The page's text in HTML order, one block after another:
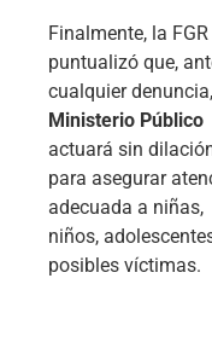
Finalmente, la FGR
puntualizó que,
cualquier
Ministerio Público
actuará sin
para asegurar
adecuada a niñas,
niños,
posibles víctimas.